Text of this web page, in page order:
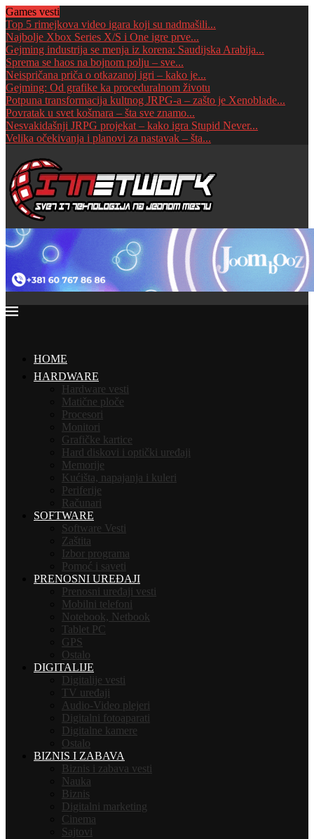
Games vesti
Top 5 rimejkova video igara koji su nadmašili...
Najbolje Xbox Series X/S i One igre prve...
Gejming industrija se menja iz korena: Saudijska Arabija...
Sprema se haos na bojnom polju – sve...
Neispričana priča o otkazanoj igri – kako je...
Gejming: Od grafike ka proceduralnom životu
Potpuna transformacija kultnog JRPG-a – zašto je Xenoblade...
Povratak u svet košmara – šta sve znamo...
Nesvakidašnji JRPG projekat – kako igra Stupid Never...
Velika očekivanja i planovi za nastavak – šta...
HOME
HARDWARE
Hardware vesti
Matične ploče
Procesori
Monitori
Grafičke kartice
Hard diskovi i optički uređaji
Memorije
Kućišta, napajanja i kuleri
Periferije
Računari
SOFTWARE
Software Vesti
Zaštita
Izbor programa
Pomoć i saveti
PRENOSNI UREĐAJI
Prenosni uređaji vesti
Mobilni telefoni
Notebook, Netbook
Tablet PC
GPS
Ostalo
DIGITALIJE
Digitalije vesti
TV uređaji
Audio-Video plejeri
Digitalni fotoaparati
Digitalne kamere
Ostalo
BIZNIS I ZABAVA
Biznis i zabava vesti
Nauka
Biznis
Digitalni marketing
Cinema
Sajtovi